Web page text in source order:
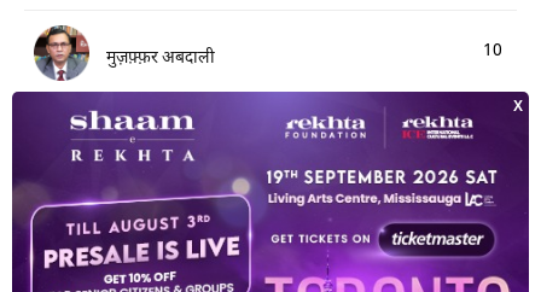
मुज़फ़्फ़र अबदाली 10
मुज़फ़्फ़र हनफ़ी
नैना आदिल